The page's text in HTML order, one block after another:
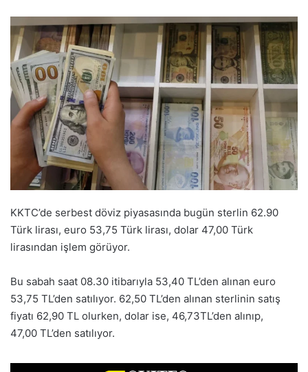
KKTC’de serbest döviz piyasasında bugün sterlin 62.90
Türk lirası, euro 53,75 Türk lirası, dolar 47,00 Türk
lirasından işlem görüyor.
Bu sabah saat 08.30 itibarıyla 53,40 TL’den alınan euro
53,75 TL’den satılıyor. 62,50 TL’den alınan sterlinin satış
fiyatı 62,90 TL olurken, dolar ise, 46,73TL’den alınıp,
47,00 TL’den satılıyor.